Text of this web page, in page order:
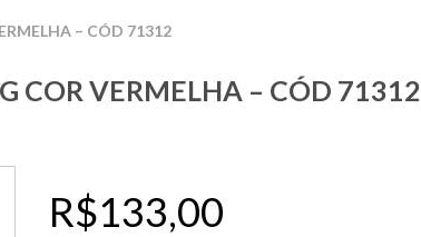
– CÓD 71312
COR VERMELHA – CÓD 71312
R$133,00